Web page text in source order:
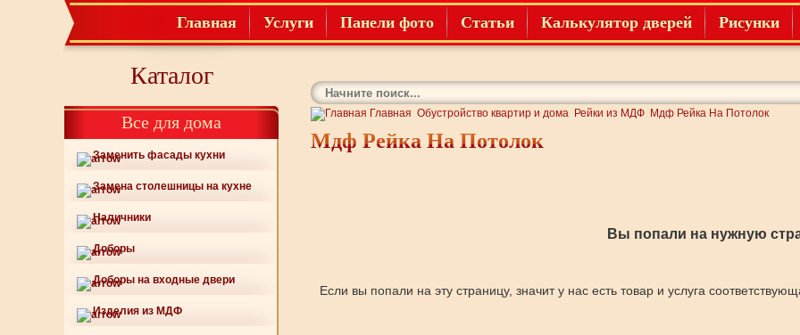
Главная Услуги Панели фото Статьи Калькулятор дверей Рисунки
Каталог
Все для дома
Заменить фасады кухни
Замена столешницы на кухне
Наличники
Доборы
Доборы на входные двери
Изделия из МДФ
Главная Обустройство квартир и дома Рейки из МДФ Мдф Рейка На Потолок
Мдф Рейка На Потолок
Вы попали на нужную
Если вы попали на эту страницу, значит у нас есть товар и услуга